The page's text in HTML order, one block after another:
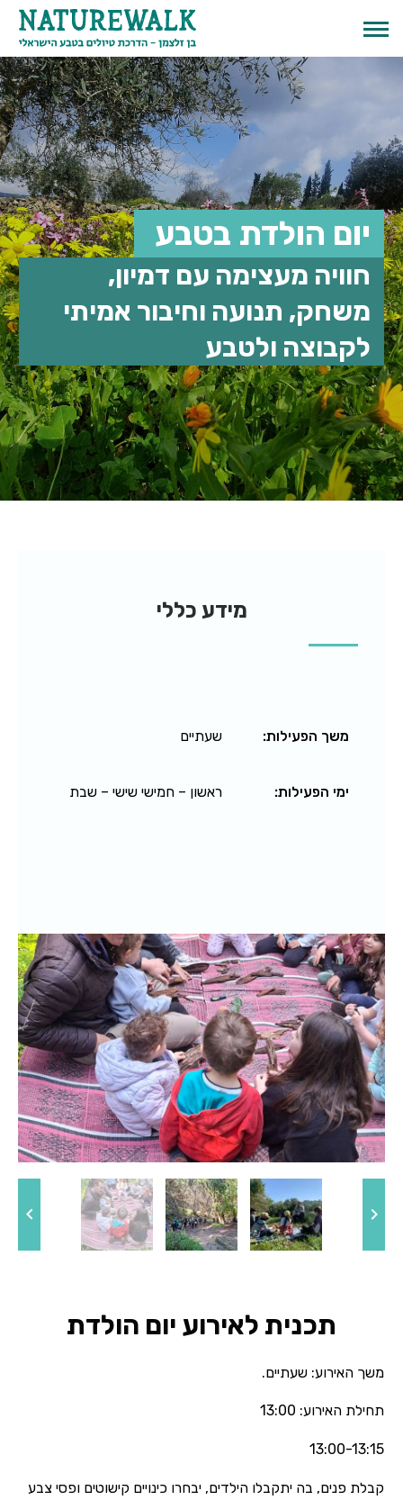
English
יום הולדת בטבע
חוויה מעצימה עם דמיון,
משחק, תנועה וחיבור אמיתי
לקבוצה ולטבע
מידע כללי
משך הפעילות: שעתיים
ימי הפעילות: ראשון – חמישי שישי – שבת
תכנית לאירוע יום הולדת
משך האירוע: שעתיים.
תחילת האירוע: 13:00
13:00-13:15
קבלת פנים, בה יתקבלו הילדים, יבחרו כינויים קישוטים ופסי צבע